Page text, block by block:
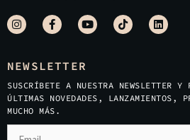
NEWSLETTER
SUSCRÍBETE A NUESTRA NEWSLETTER
ÚLTIMAS NOVEDADES, LANZAMIENTOS,
MUCHO MÁS.